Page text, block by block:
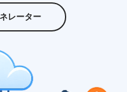
レーター